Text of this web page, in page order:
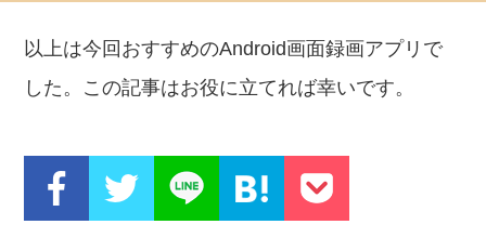
以上は今回おすすめのAndroid画面録画アプリで
した。この記事はお役に立てれば幸いです。